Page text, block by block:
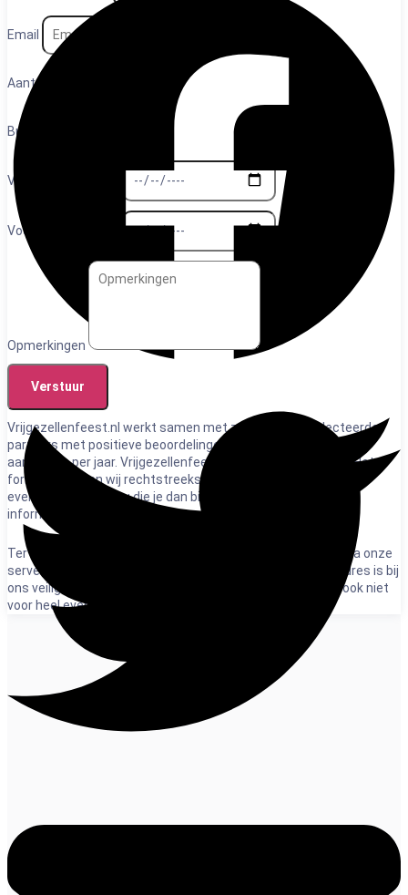
Email
Aantal personen
Budget
Voorkeurs datum 1
Voorkeurs datum 2
Opmerkingen
Verstuur
Vrijgezellenfeest.nl werkt samen met zorgvuldig geselecteerde
partners met positieve beoordelingen en ontvangt duizenden
aanvragen per jaar. Vrijgezellenfeest.nl is geen organisator. Het
formulier sturen wij rechtstreeks naar het uitvoerende
evenementenbureau die je dan binnen 2 werkdagen direct
informeert. Wel zo makkelijk.
Ter bescherming van de privacy verloopt het mailcontact via onze
server en schermen wij e-mailadresssen af. Jouw e-mailadres is bij
ons veilig. We verkopen het niet door en lenen het niet uit, ook niet
voor heel even.